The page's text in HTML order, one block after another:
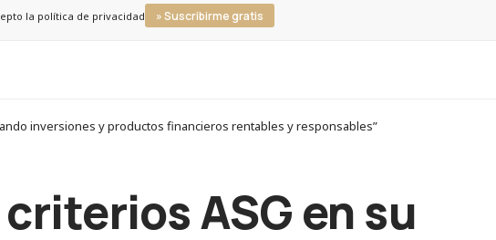
la política de privacidad » Suscribirme gratis
inversiones y productos financieros rentables y responsables”
ASG en su